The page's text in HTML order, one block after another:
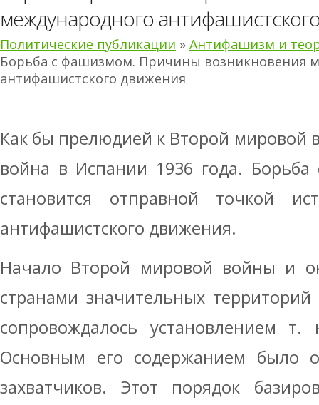
международного
Политические публикации » Антифашизм и
Борьба с фашизмом. Причины возникновения
антифашистского движения
Как бы прелюдией к Второй мировой
война в Испании 1936 года.
становится отправной точкой
антифашистского движения.
Начало Второй мировой войны и
странами значительных
сопровождалось установлением т.
Основным его содержанием было
захватчиков. Этот порядок